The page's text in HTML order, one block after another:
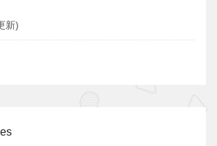
新)